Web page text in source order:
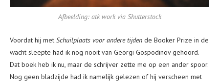
Afbeelding: atk work via Shutterstock
Voordat hij met Schuilplaats voor andere tijden de Booker Prize in de
wacht sleepte had ik nog nooit van Georgi Gospodinov gehoord.
Dat boek heb ik nu, maar de schrijver zette me op een ander spoor.
Nog geen bladzijde had ik namelijk gelezen of hij verscheen met